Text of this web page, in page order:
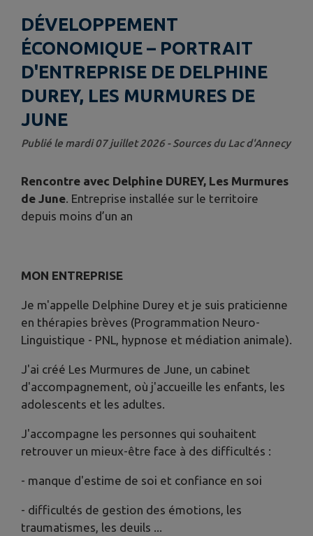
DÉVELOPPEMENT
ÉCONOMIQUE – PORTRAIT
D'ENTREPRISE DE DELPHINE
DUREY, LES MURMURES DE
JUNE
Publié le mardi 07 juillet 2026 - Sources du Lac d'Annecy
Rencontre avec Delphine DUREY, Les Murmures
de June. Entreprise installée sur le territoire
depuis moins d’un an
MON ENTREPRISE
Je m'appelle Delphine Durey et je suis praticienne
en thérapies brèves (Programmation Neuro-
Linguistique - PNL, hypnose et médiation animale).
J'ai créé Les Murmures de June, un cabinet
d'accompagnement, où j'accueille les enfants, les
adolescents et les adultes.
J'accompagne les personnes qui souhaitent
retrouver un mieux-être face à des difficultés :
- manque d'estime de soi et confiance en soi
- difficultés de gestion des émotions, les
traumatismes, les deuils ...